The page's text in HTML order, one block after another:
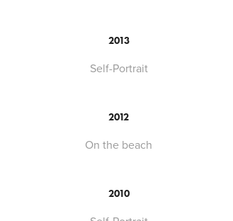
2013
Self-Portrait
2012
On the beach
2010